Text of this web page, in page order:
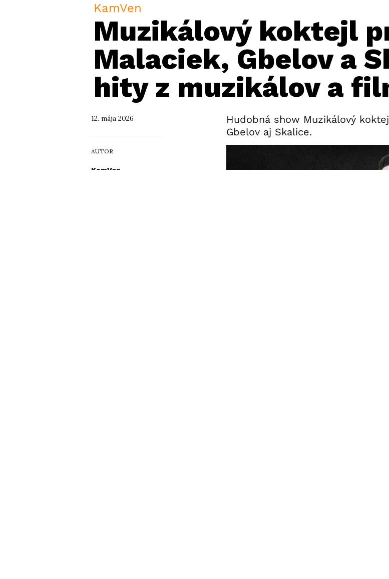
KamVen
Muzikálový koktejl
Malaciek, Gbelov a
hity z muzikálov a
12. mája 2026
AUTOR
KamVen
Hudobná show Muzikálový
Gbelov aj Skalice.